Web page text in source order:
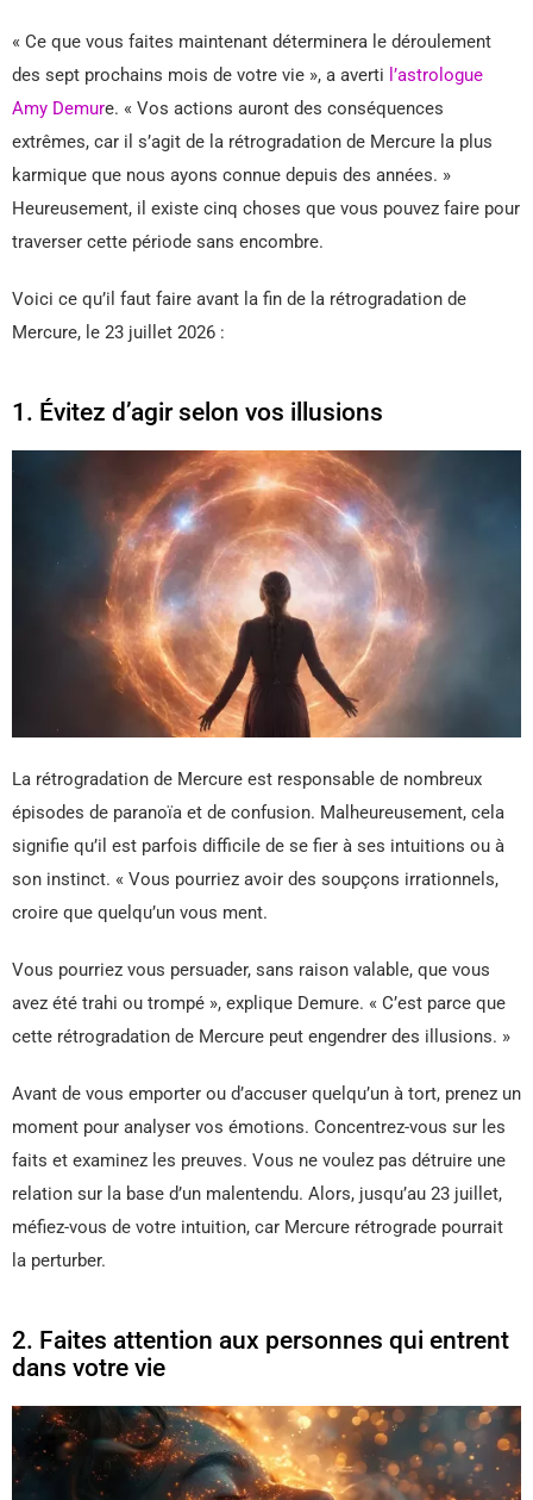
« Ce que vous faites maintenant déterminera le déroulement
des sept prochains mois de votre vie », a averti l’astrologue
Amy Demure. « Vos actions auront des conséquences
extrêmes, car il s’agit de la rétrogradation de Mercure la plus
karmique que nous ayons connue depuis des années. »
Heureusement, il existe cinq choses que vous pouvez faire pour
traverser cette période sans encombre.
Voici ce qu’il faut faire avant la fin de la rétrogradation de
Mercure, le 23 juillet 2026 :
1. Évitez d’agir selon vos illusions
La rétrogradation de Mercure est responsable de nombreux
épisodes de paranoïa et de confusion. Malheureusement, cela
signifie qu’il est parfois difficile de se fier à ses intuitions ou à
son instinct. « Vous pourriez avoir des soupçons irrationnels,
croire que quelqu’un vous ment.
Vous pourriez vous persuader, sans raison valable, que vous
avez été trahi ou trompé », explique Demure. « C’est parce que
cette rétrogradation de Mercure peut engendrer des illusions. »
Avant de vous emporter ou d’accuser quelqu’un à tort, prenez un
moment pour analyser vos émotions. Concentrez-vous sur les
faits et examinez les preuves. Vous ne voulez pas détruire une
relation sur la base d’un malentendu. Alors, jusqu’au 23 juillet,
méfiez-vous de votre intuition, car Mercure rétrograde pourrait
la perturber.
2. Faites attention aux personnes qui entrent
dans votre vie